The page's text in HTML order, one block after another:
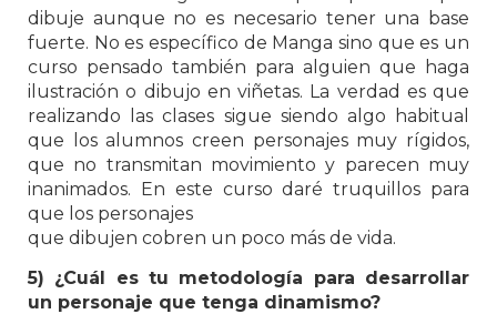
dibuje aunque no es necesario tener una base
fuerte. No es específico de Manga sino que es un
curso pensado también para alguien que haga
ilustración o dibujo en viñetas. La verdad es que
realizando las clases sigue siendo algo habitual
que los alumnos creen personajes muy rígidos,
que no transmitan movimiento y parecen muy
inanimados. En este curso daré truquillos para
que los personajes
que dibujen cobren un poco más de vida.
5) ¿Cuál es tu metodología para desarrollar
un personaje que tenga dinamismo?